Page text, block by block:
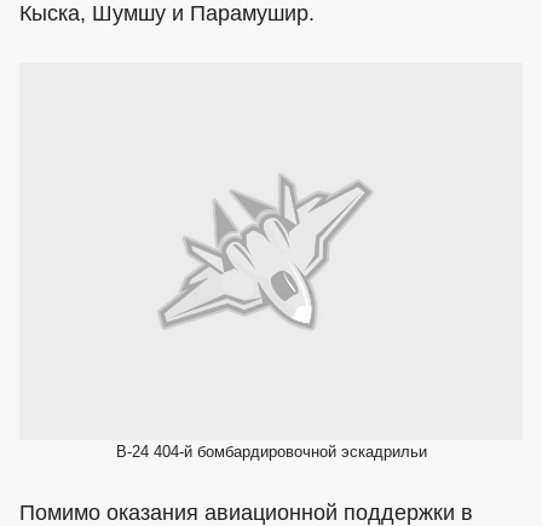
Кыска, Шумшу и Парамушир.
B-24 404-й бомбардировочной эскадрильи
Помимо оказания авиационной поддержки в